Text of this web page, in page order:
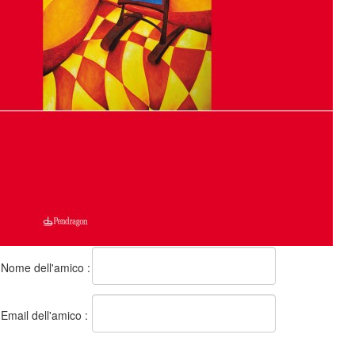
Nome dell'amico :
Email dell'amico :